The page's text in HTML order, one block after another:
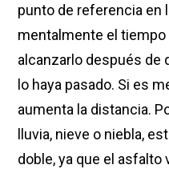
punto de referencia en
mentalmente el
alcanzarlo después de
lo haya pasado. Si es
aumenta la distancia.
lluvia, nieve o niebla,
doble, ya que el asfalto